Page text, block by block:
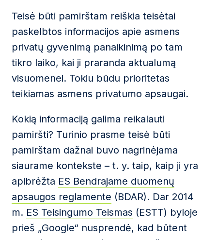
Teisė būti pamirštam reiškia teisėtai
paskelbtos informacijos apie asmens
privatų gyvenimą panaikinimą po tam
tikro laiko, kai ji praranda aktualumą
visuomenei. Tokiu būdu prioritetas
teikiamas asmens privatumo apsaugai.
Kokią informaciją galima reikalauti
pamiršti? Turinio prasme teisė būti
pamirštam dažnai buvo nagrinėjama
siaurame kontekste – t. y. taip, kaip ji yra
apibrėžta ES Bendrajame duomenų
apsaugos reglamente (BDAR). Dar 2014
m. ES Teisingumo Teismas (ESTT) byloje
prieš „Google“ nusprendė, kad būtent